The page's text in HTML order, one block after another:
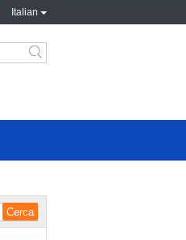
Italian